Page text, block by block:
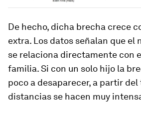
De hecho, dicha brecha crece
extra. Los datos señalan que el
se relaciona directamente con
familia. Si con un solo hijo la
poco a desaparecer, a partir
distancias se hacen muy